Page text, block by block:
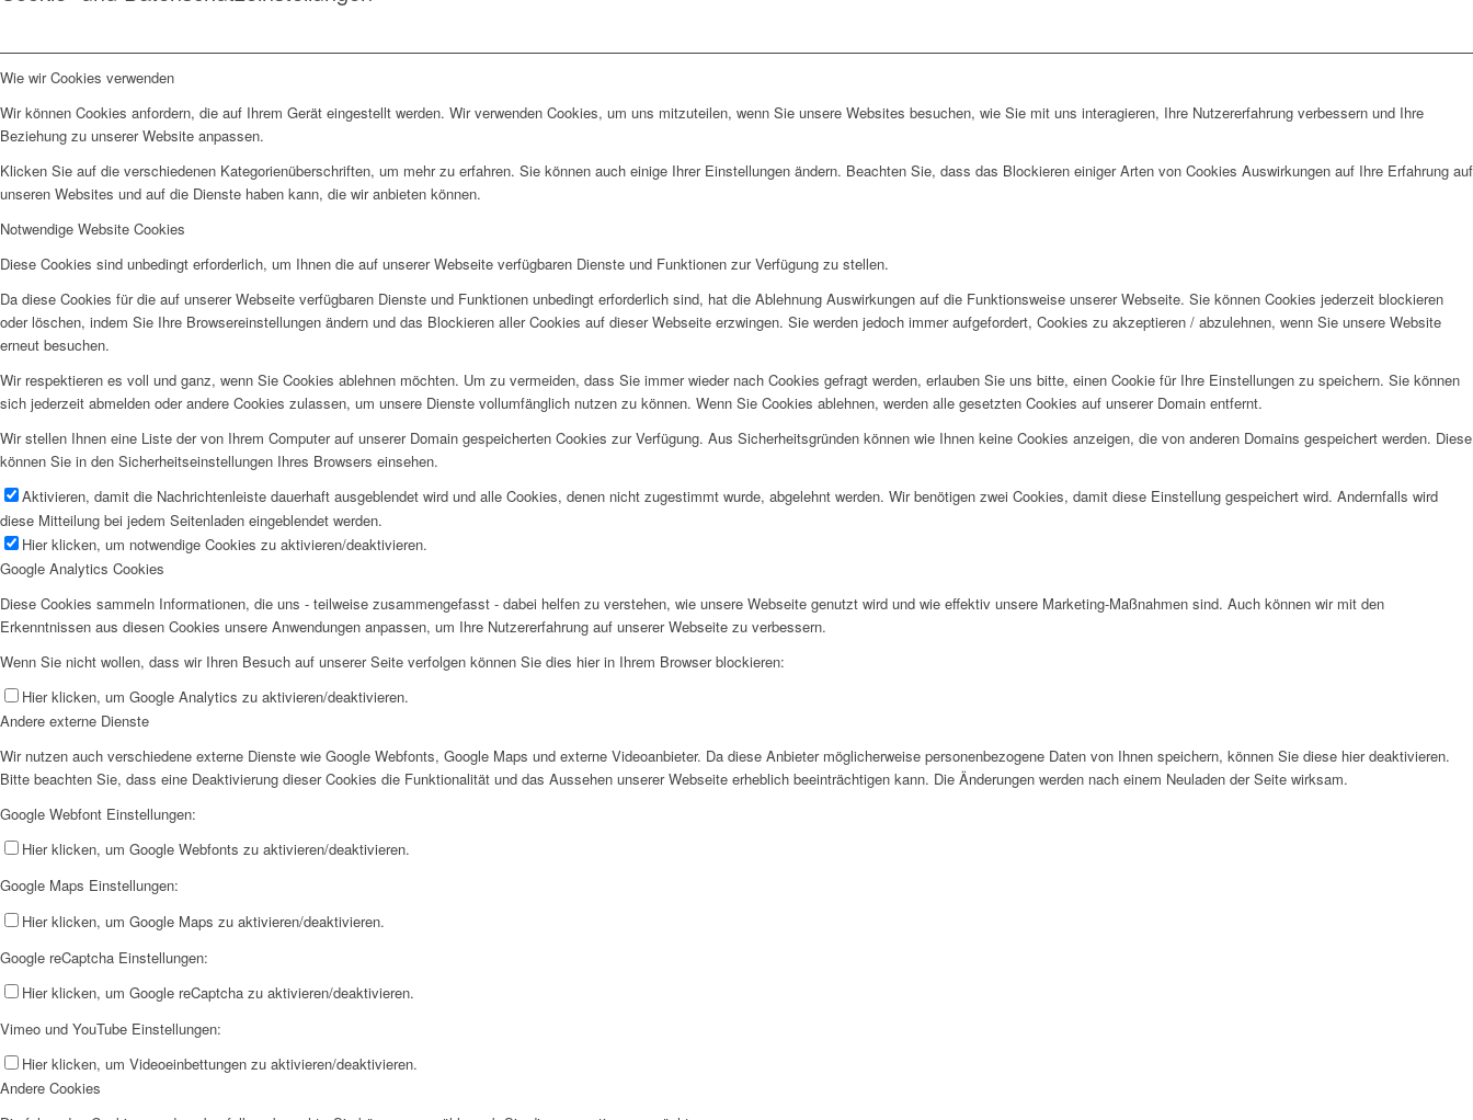
Wie wir Cookies verwenden
Wir können Cookies anfordern, die auf Ihrem Gerät eingestellt werden. Wir verwenden Cookies, um uns mitzuteilen, wenn Sie unsere Websites besuchen, wie Sie mit uns interagieren, Ihre Nutzererfahrung verbessern und Ihre
Beziehung zu unserer Website anpassen.
Klicken Sie auf die verschiedenen Kategorienüberschriften, um mehr zu erfahren. Sie können auch einige Ihrer Einstellungen ändern. Beachten Sie, dass das Blockieren einiger Arten von Cookies Auswirkungen auf Ihre Erfahrung auf
unseren Websites und auf die Dienste haben kann, die wir anbieten können.
Notwendige Website Cookies
Diese Cookies sind unbedingt erforderlich, um Ihnen die auf unserer Webseite verfügbaren Dienste und Funktionen zur Verfügung zu stellen.
Da diese Cookies für die auf unserer Webseite verfügbaren Dienste und Funktionen unbedingt erforderlich sind, hat die Ablehnung Auswirkungen auf die Funktionsweise unserer Webseite. Sie können Cookies jederzeit blockieren
oder löschen, indem Sie Ihre Browsereinstellungen ändern und das Blockieren aller Cookies auf dieser Webseite erzwingen. Sie werden jedoch immer aufgefordert, Cookies zu akzeptieren / abzulehnen, wenn Sie unsere Website
erneut besuchen.
Wir respektieren es voll und ganz, wenn Sie Cookies ablehnen möchten. Um zu vermeiden, dass Sie immer wieder nach Cookies gefragt werden, erlauben Sie uns bitte, einen Cookie für Ihre Einstellungen zu speichern. Sie können
sich jederzeit abmelden oder andere Cookies zulassen, um unsere Dienste vollumfänglich nutzen zu können. Wenn Sie Cookies ablehnen, werden alle gesetzten Cookies auf unserer Domain entfernt.
Wir stellen Ihnen eine Liste der von Ihrem Computer auf unserer Domain gespeicherten Cookies zur Verfügung. Aus Sicherheitsgründen können wie Ihnen keine Cookies anzeigen, die von anderen Domains gespeichert werden. Diese
können Sie in den Sicherheitseinstellungen Ihres Browsers einsehen.
Aktivieren, damit die Nachrichtenleiste dauerhaft ausgeblendet wird und alle Cookies, denen nicht zugestimmt wurde, abgelehnt werden. Wir benötigen zwei Cookies, damit diese Einstellung gespeichert wird. Andernfalls wird
diese Mitteilung bei jedem Seitenladen eingeblendet werden.
Hier klicken, um notwendige Cookies zu aktivieren/deaktivieren.
Google Analytics Cookies
Diese Cookies sammeln Informationen, die uns - teilweise zusammengefasst - dabei helfen zu verstehen, wie unsere Webseite genutzt wird und wie effektiv unsere Marketing-Maßnahmen sind. Auch können wir mit den
Erkenntnissen aus diesen Cookies unsere Anwendungen anpassen, um Ihre Nutzererfahrung auf unserer Webseite zu verbessern.
Wenn Sie nicht wollen, dass wir Ihren Besuch auf unserer Seite verfolgen können Sie dies hier in Ihrem Browser blockieren:
Hier klicken, um Google Analytics zu aktivieren/deaktivieren.
Andere externe Dienste
Wir nutzen auch verschiedene externe Dienste wie Google Webfonts, Google Maps und externe Videoanbieter. Da diese Anbieter möglicherweise personenbezogene Daten von Ihnen speichern, können Sie diese hier deaktivieren.
Bitte beachten Sie, dass eine Deaktivierung dieser Cookies die Funktionalität und das Aussehen unserer Webseite erheblich beeinträchtigen kann. Die Änderungen werden nach einem Neuladen der Seite wirksam.
Google Webfont Einstellungen:
Hier klicken, um Google Webfonts zu aktivieren/deaktivieren.
Google Maps Einstellungen:
Hier klicken, um Google Maps zu aktivieren/deaktivieren.
Google reCaptcha Einstellungen:
Hier klicken, um Google reCaptcha zu aktivieren/deaktivieren.
Vimeo und YouTube Einstellungen:
Hier klicken, um Videoeinbettungen zu aktivieren/deaktivieren.
Andere Cookies